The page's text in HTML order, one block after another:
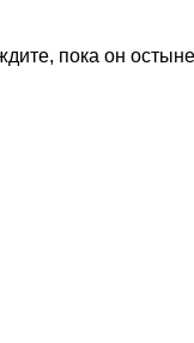
пока он